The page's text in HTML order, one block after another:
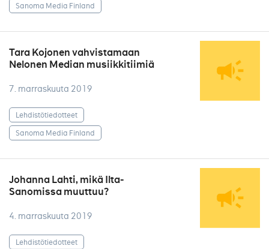
Sanoma Media Finland
Tara Kojonen vahvistamaan
Nelonen Median musiikkitiimiä
7. marraskuuta 2019
Lehdistötiedotteet
Sanoma Media Finland
Johanna Lahti, mikä Ilta-
Sanomissa muuttuu?
4. marraskuuta 2019
Lehdistötiedotteet